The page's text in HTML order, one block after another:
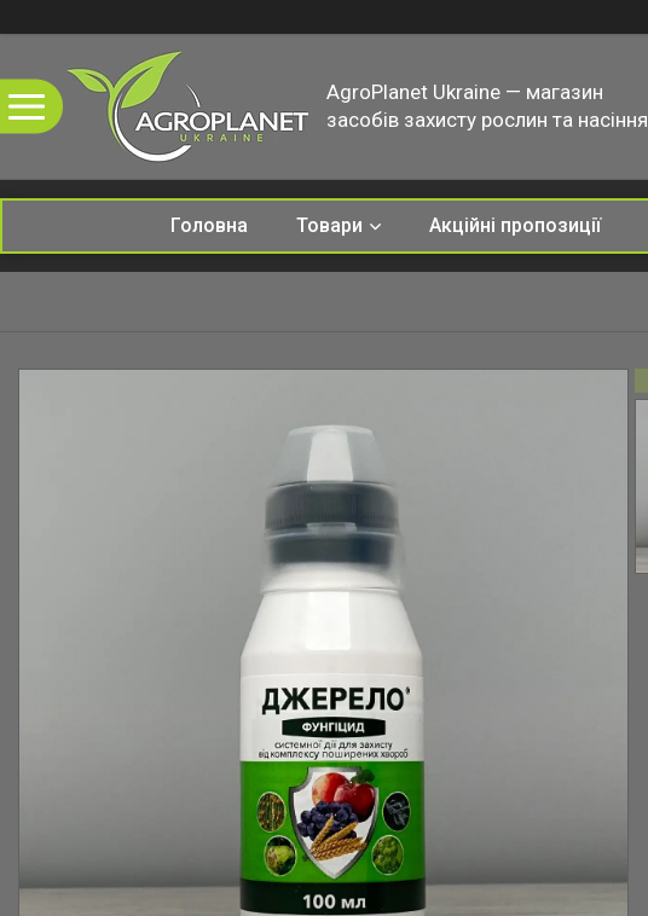
AgroPlanet Ukraine — магазин
засобів захисту рослин та насіння
Головна Товари Акційні пропозиції